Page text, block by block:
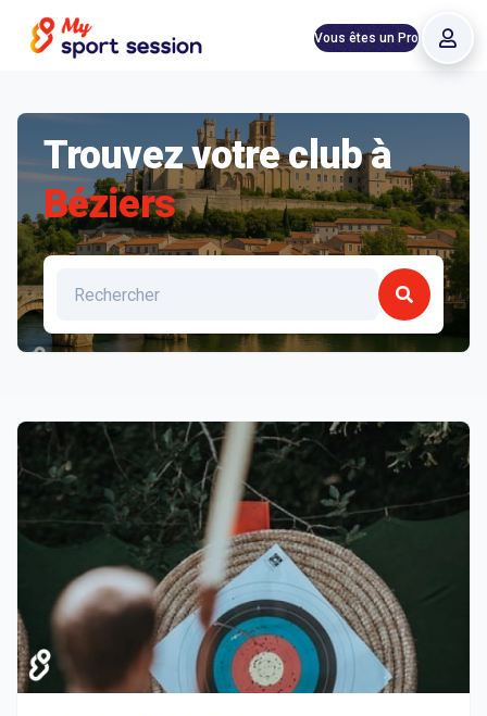
Vous êtes un Pro
Trouvez votre club à
Béziers
Liste des clubs et structures à Béziers